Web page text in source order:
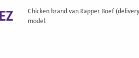
Chicken brand van Rapper Boef
model.